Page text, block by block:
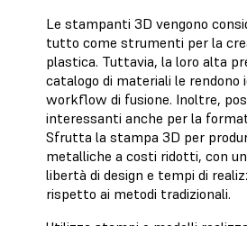
Le stampanti 3D vengono
tutto come strumenti per la
plastica. Tuttavia, la loro alta
catalogo di materiali le rendono
workflow di fusione. Inoltre,
interessanti anche per la
Sfrutta la stampa 3D per
metalliche a costi ridotti, con
libertà di design e tempi di
rispetto ai metodi tradizionali.